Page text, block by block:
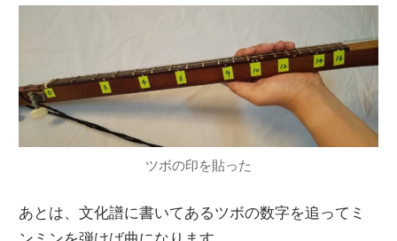
ツボの印を貼った
あとは、文化譜に書いてあるツボの数字を追ってミ